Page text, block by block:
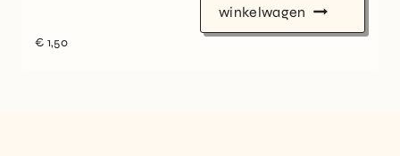
€ 1,50
winkelwagen